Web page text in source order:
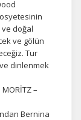
ve doğal
ve gölün
Tur
dinlenmek
MORİTZ –
Bernina